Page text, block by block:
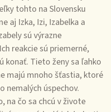
tohto na Slovensku
aj Izka, Izi, Izabelka a
sú výrazne
reakcie sú priemerné,
konať. Tieto ženy sa ľahko
majú mnoho šťastia, ktoré
nemalých úspechov.
na čo sa chcú v živote